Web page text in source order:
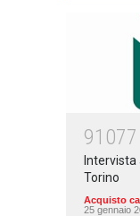
91077
Intervista
Torino
Acquisto
25 gennaio